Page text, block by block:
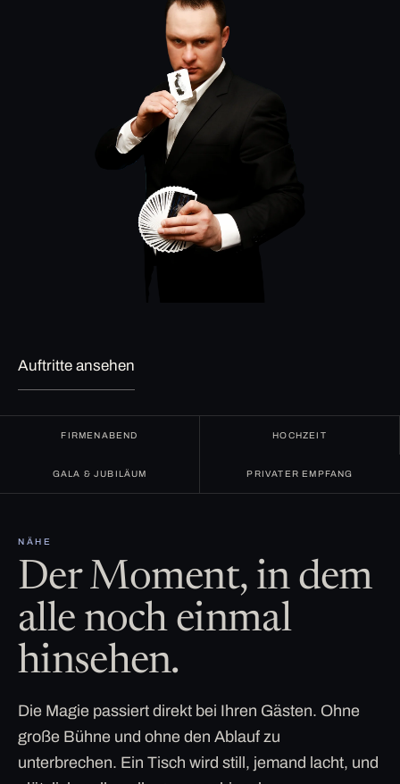
Auftritte ansehen
FIRMENABEND HOCHZEIT
GALA & JUBILÄUM PRIVATER EMPFANG
NÄHE
Der Moment, in dem
alle noch einmal
hinsehen.
Die Magie passiert direkt bei Ihren Gästen. Ohne
große Bühne und ohne den Ablauf zu
unterbrechen. Ein Tisch wird still, jemand lacht, und